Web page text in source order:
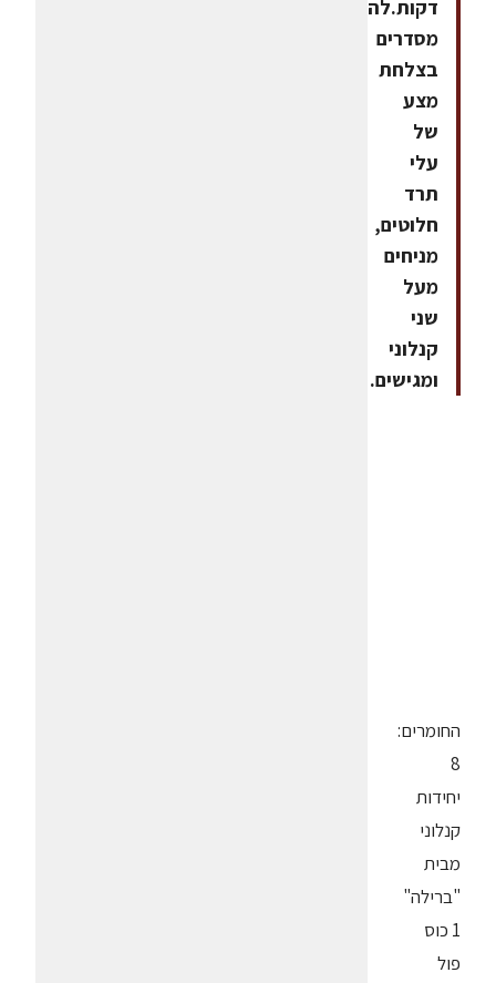
דקות.להגשה:
מסדרים
בצלחת
מצע
של
עלי
תרד
חלוטים,
מניחים
מעל
שני
קנלוני
ומגישים.
החומרים:
8
יחידות
קנלוני
מבית
"ברילה"
1 כוס
פול